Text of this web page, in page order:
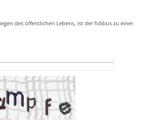
des öffentlichen Lebens, ist der fidibus zu einer